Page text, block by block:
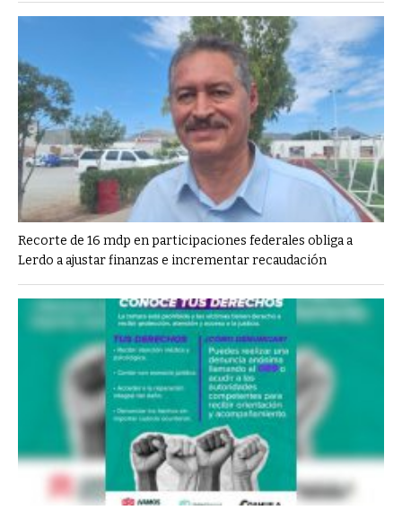
Recorte de 16 mdp en participaciones federales obliga a
Lerdo a ajustar finanzas e incrementar recaudación